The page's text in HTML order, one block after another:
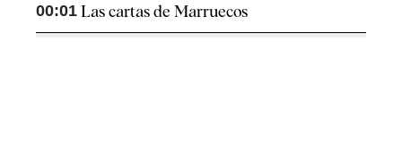
00:01 Las cartas de Marruecos